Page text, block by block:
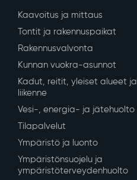
Kaavoitus ja mittaus
Tontit ja rakennuspaikat
Rakennusvalvonta
Kunnan vuokra-asunnot
Kadut, reitit, yleiset alueet ja
liikenne
Vesi-, energia- ja jätehuolto
Tilapalvelut
Ympäristö ja luonto
Ympäristönsuojelu ja
ympäristöterveydenhuolto